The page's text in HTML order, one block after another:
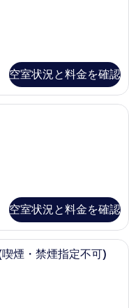
空室状況と料金を確認
ン / アイロン台、WiFi (無料)、
空室状況と料金を確認
ン / アイロン台、WiFi (無料)、
煙・禁煙指定不可)